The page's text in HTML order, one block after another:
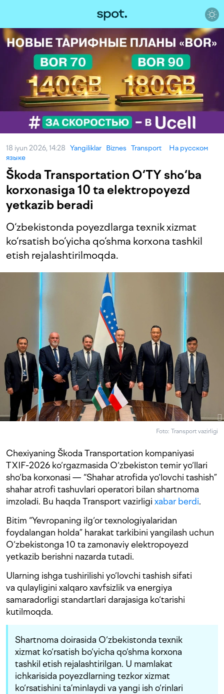
18 iyun 2026, 14:28 Yangiliklar Biznes Transport
На русском
языке
Škoda Transportation O‘TY sho‘ba
korxonasiga 10 ta elektropoyezd
yetkazib beradi
O‘zbekistonda poyezdlarga texnik xizmat
ko‘rsatish bo‘yicha qo‘shma korxona tashkil
etish rejalashtirilmoqda.
Foto: Transport vazirligi
Chexiyaning Škoda Transportation kompaniyasi
TXIF-2026 ko‘rgazmasida O‘zbekiston temir yo‘llari
sho‘ba korxonasi — “Shahar atrofida yo‘lovchi tashish”
shahar atrofi tashuvlari operatori bilan shartnoma
imzoladi. Bu haqda Transport vazirligi xabar berdi.
Bitim “Yevropaning ilg‘or texnologiyalaridan
foydalangan holda” harakat tarkibini yangilash uchun
O‘zbekistonga 10 ta zamonaviy elektropoyezd
yetkazib berishni nazarda tutadi.
Ularning ishga tushirilishi yo‘lovchi tashish sifati
va qulayligini xalqaro xavfsizlik va energiya
samaradorligi standartlari darajasiga ko‘tarishi
kutilmoqda.
Shartnoma doirasida O‘zbekistonda texnik
xizmat ko‘rsatish bo‘yicha qo‘shma korxona
tashkil etish rejalashtirilgan. U mamlakat
ichkarisida poyezdlarning tezkor xizmat
ko‘rsatishini ta’minlaydi va yangi ish o‘rinlari